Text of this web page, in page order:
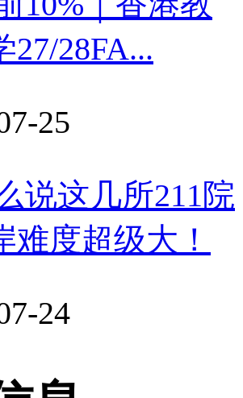
27/28FA...
25
说这几所211院
难度超级大！
24